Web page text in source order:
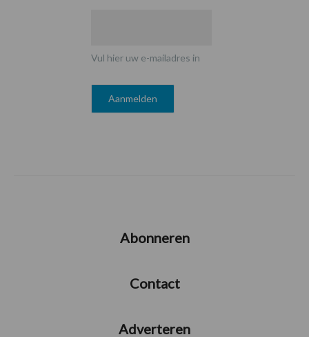
Vul hier uw e-mailadres in
Abonneren
Contact
Adverteren